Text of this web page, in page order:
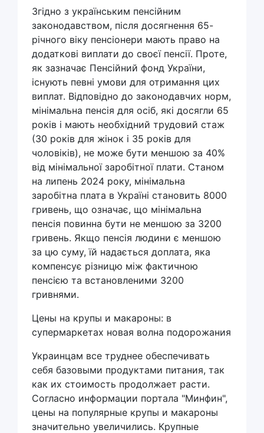
Згідно з українським пенсійним
законодавством, після досягнення 65-
річного віку пенсіонери мають право на
додаткові виплати до своєї пенсії. Проте,
як зазначає Пенсійний фонд України,
існують певні умови для отримання цих
виплат. Відповідно до законодавчих норм,
мінімальна пенсія для осіб, які досягли 65
років і мають необхідний трудовий стаж
(30 років для жінок і 35 років для
чоловіків), не може бути меншою за 40%
від мінімальної заробітної плати. Станом
на липень 2024 року, мінімальна
заробітна плата в Україні становить 8000
гривень, що означає, що мінімальна
пенсія повинна бути не меншою за 3200
гривень. Якщо пенсія людини є меншою
за цю суму, їй надається доплата, яка
компенсує різницю між фактичною
пенсією та встановленими 3200
гривнями.
Цены на крупы и макароны: в
супермаркетах новая волна подорожания
Украинцам все труднее обеспечивать
себя базовыми продуктами питания, так
как их стоимость продолжает расти.
Согласно информации портала "Минфин",
цены на популярные крупы и макароны
значительно увеличились. Крупные